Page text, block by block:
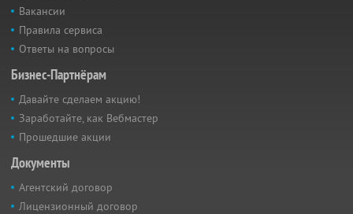
Вакансии
Правила сервиса
Ответы на вопросы
Бизнес-Партнёрам
Давайте сделаем акцию!
Заработайте, как Вебмастер
Прошедшие акции
Документы
Агентский договор
Лицензионный договор